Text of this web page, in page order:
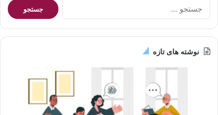
س
ا
:
نوشته های تازه